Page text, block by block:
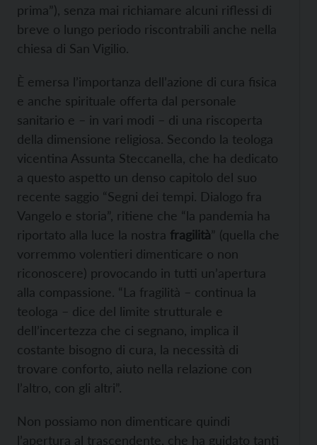
prima”), senza mai richiamare alcuni riflessi di
breve o lungo periodo riscontrabili anche nella
chiesa di San Vigilio.
È emersa l’importanza dell’azione di cura fisica
e anche spirituale offerta dal personale
sanitario e – in vari modi – di una riscoperta
della dimensione religiosa. Secondo la teologa
vicentina Assunta Steccanella, che ha dedicato
a questo aspetto un denso capitolo del suo
recente saggio “Segni dei tempi. Dialogo fra
Vangelo e storia”, ritiene che “la pandemia ha
riportato alla luce la nostra fragilità” (quella che
vorremmo volentieri dimenticare o non
riconoscere) provocando in tutti un’apertura
alla compassione. “La fragilità – continua la
teologa – dice del limite strutturale e
dell’incertezza che ci segnano, implica il
costante bisogno di cura, la necessità di
trovare conforto, aiuto nella relazione con
l’altro, con gli altri”.
Non possiamo non dimenticare quindi
l’apertura al trascendente, che ha guidato tanti